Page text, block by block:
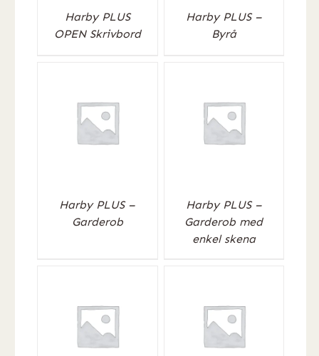
Harby PLUS
OPEN Skrivbord
Harby PLUS –
Byrå
Harby PLUS –
Garderob
Harby PLUS –
Garderob med
enkel skena